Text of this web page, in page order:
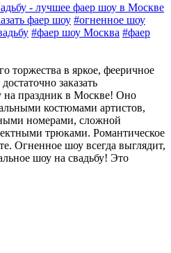
- лучшее фаер шоу в Москве
фаер шоу #огненное шоу
#фаер шоу Москва #фаер
торжества в яркое, фееричное
заказать
на праздник в Москве! Оно
костюмами артистов,
номерами, сложной
трюками. Романтическое
Огненное шоу всегда выглядит,
шоу на свадьбу! Это